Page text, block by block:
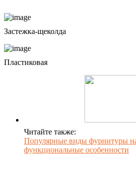
Застежка-щеколда
Пластиковая
Читайте также:
Популярные виды фурнитуры
функциональные особенности